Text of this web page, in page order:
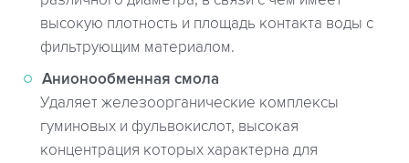
высокую плотность и площадь контакта воды с
фильтрующим материалом.
Анионообменная смола
Удаляет железоорганические комплексы
гуминовых и фульвокислот, высокая
концентрация которых характерна для